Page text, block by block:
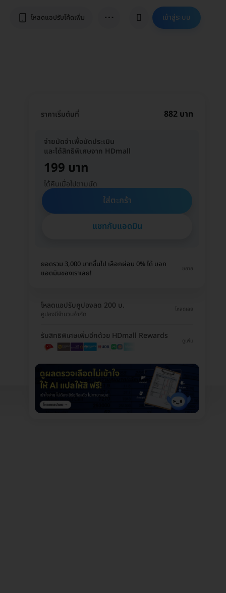
โหลดแอปรับโค้ดเพิ่ม ⋯ เข้าสู่ระบบ
ราคาเริ่มต้นที่ 882 บาท
จ่ายมัดจำเพื่อนัดประเมิน
และได้สิทธิพิเศษจาก HDmall
199 บาท
ได้คืนเมื่อไปตามนัด
ใส่ตะกร้า
แชทกับแอดมิน
ยอดรวม 3,000 บาทขึ้นไป เลือกผ่อน 0% ได้ บอก
แอดมินของเราเลย!
ขยาย
โหลดแอปรับคูปองลด 200 บ.
คูปองมีจำนวนจำกัด
โหลดเลย
รับสิทธิพิเศษเพิ่มอีกด้วย HDmall Rewards
ดูเพิ่ม